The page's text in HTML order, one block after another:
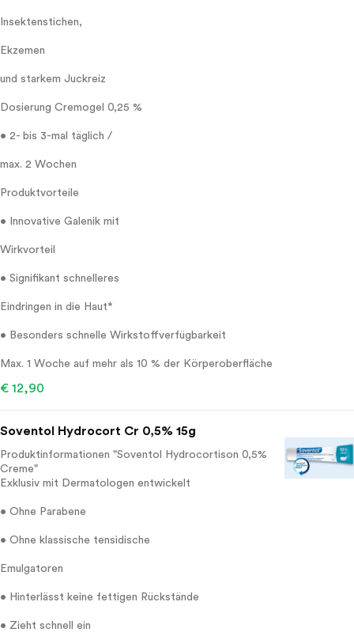
Insektenstichen,
Ekzemen
und starkem Juckreiz
Dosierung Cremogel 0,25 %
• 2- bis 3-mal täglich /
max. 2 Wochen
Produktvorteile
• Innovative Galenik mit
Wirkvorteil
• Signifikant schnelleres
Eindringen in die Haut*
• Besonders schnelle Wirkstoffverfügbarkeit
Max. 1 Woche auf mehr als 10 % der Körperoberfläche
€ 12,90
Soventol Hydrocort Cr 0,5% 15g
Produktinformationen "Soventol Hydrocortison 0,5%
Creme"
Exklusiv mit Dermatologen entwickelt
• Ohne Parabene
• Ohne klassische tensidische
Emulgatoren
• Hinterlässt keine fettigen Rückstände
• Zieht schnell ein